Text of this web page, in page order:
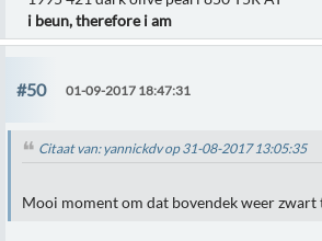
i beun, therefore i am
#50 01-09-2017 18:47:31
Citaat van: yannickdv op 31-08-2017 13:05:35
Mooi moment om dat bovendek weer zwart